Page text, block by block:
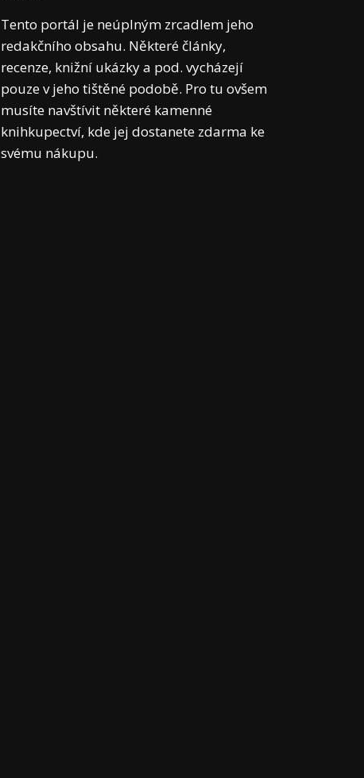
Tento portál je neúplným zrcadlem jeho
redakčního obsahu. Některé články,
recenze, knižní ukázky a pod. vycházejí
pouze v jeho tištěné podobě. Pro tu ovšem
musíte navštívit některé kamenné
knihkupectví, kde jej dostanete zdarma ke
svému nákupu.